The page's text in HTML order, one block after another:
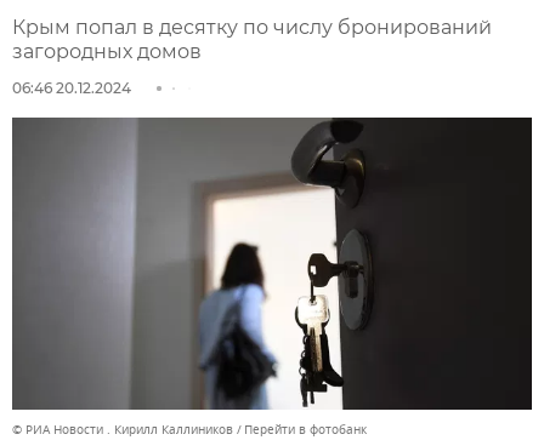
Крым попал в десятку по числу бронирований
загородных домов
06:46 20.12.2024
© РИА Новости . Кирилл Каллиников Перейти в фотобанк